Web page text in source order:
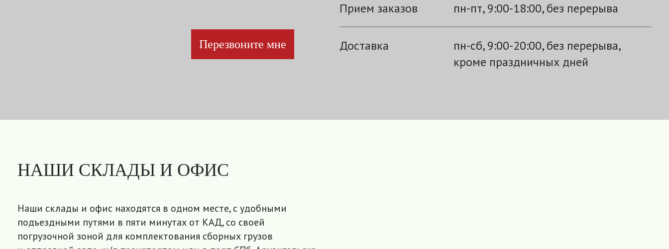
Перезвоните мне
Прием заказов пн-пт, 9:00-18:00, без перерыва
Доставка
пн-сб, 9:00-20:00, без перерыва,
кроме праздничных дней
НАШИ СКЛАДЫ И ОФИС
Наши склады и офис находятся в одном месте, с удобными
подъездными путями в пяти минутах от КАД, со своей
погрузочной зоной для комплектования сборных грузов